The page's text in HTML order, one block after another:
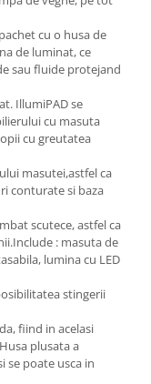
cu o husa de
de luminat, ce
sau fluide protejand
IllumiPAD se
cu masuta
cu greutatea
masutei,astfel ca
conturate si baza
scutece, astfel ca
: masuta de
lumina cu LED
stingerii
fiind in acelasi
plusata a
se poate usca in